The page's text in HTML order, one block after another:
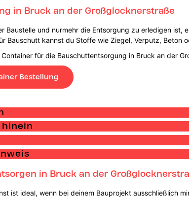
in Bruck an der Großglocknerstraße
Baustelle und nurmehr die Entsorgung zu erledigen ist,
Bauschutt kannst du Stoffe wie Ziegel, Verputz, Beton
für die Bauschuttentsorgung in Bruck an der
Bestellung
in Bruck an der
ist ideal, wenn bei deinem Bauprojekt ausschließlich